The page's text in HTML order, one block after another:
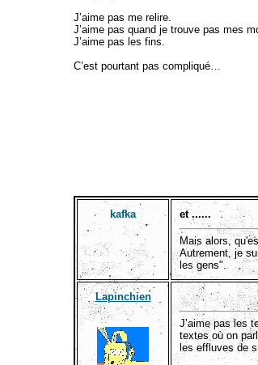
J’aime pas me relire.
J’aime pas quand je trouve pas mes
J’aime pas les fins.
C’est pourtant pas compliqué…
kafka et ......
Mais alors,
Autrement, je
les gens".
Lapinchien
J’aime pas les
textes où on
les effluves de